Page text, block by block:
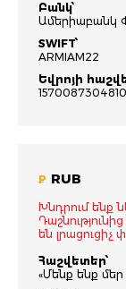
Բանկ՝
Ամերիաբանկ
SWIFT՝
ARMIAM22
Եվրոյի
₽ RUB
Խնդրում ենք
են լրացուցիչ
Հաշվետեր՝
«Մենք ենք